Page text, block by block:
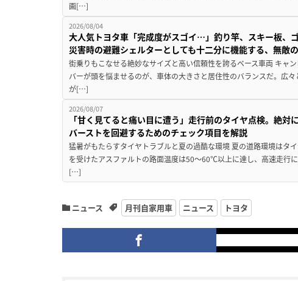
画[…]
2026/08/04
大人気トヨタ車「完成度がスゴイ…」釣り竿、スキー板、
災害時の避難シェルターとしても十二分に機能する、無敵の
街乗りもこなせる絶妙なサイズと高い信頼性を誇るベース車両 キャ
バーが頭を悩ませるのが、車体の大きさと居住性のバランスだ。広
が[…]
2026/08/07
「甘く見てると痛い目に遭う」走行前のタイヤ点検。絶対
バーストを回避するためのチェック項目を解説
猛暑がもたらすタイヤトラブルと夏の過酷な環境 夏の道路環境はタ
を受けたアスファルトの路面温度は50〜60℃以上に達し、高速走行
[…]
ニュース 月刊自家用車 ニュース トヨタ